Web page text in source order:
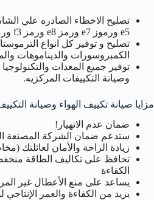
تصليح الاخطاء الصادره علي
e5 ورموز e7 ورمز e8 ورمز f3 ورمز he وغيرها.
تصليح و توفير كل انواع
الكمبروسورات والديناموهات
توفير جميع المعدات
وصيانة التكييفات المركزيه.
مزايا صيانة تكييف الهواء وصيانة
ضمان عدم الانهيار!
ستدعم ضمان الشركة المصنعة
زيادة الراحة والأمان لعائلتك
تحافظ على تكاليف الطاقة
الكفاءة
يساعد على منع الأعطال غير
يزيد من الكفاءة والعمر الإنتاجي